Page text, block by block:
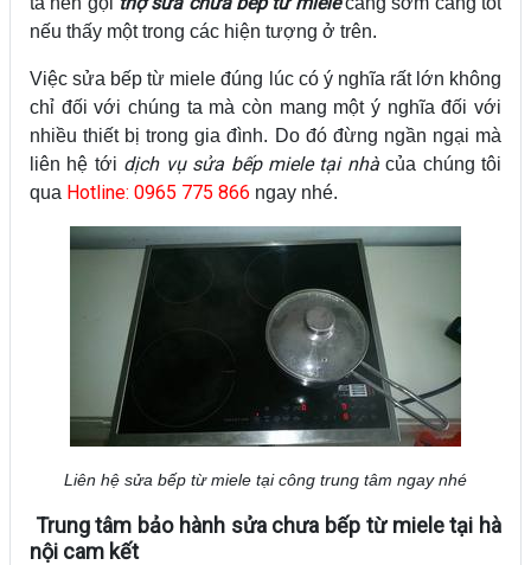
nếu thấy một trong các hiện tượng ở trên.
Việc sửa bếp từ miele đúng lúc có ý nghĩa rất lớn không
chỉ đối với chúng ta mà còn mang một ý nghĩa đối với
nhiều thiết bị trong gia đình. Do đó đừng ngần ngại mà
liên hệ tới dịch vụ sửa bếp miele tại nhàcủa chúng tôi
qua Hotline: 0965 775 866 ngay nhé.
Liên hệ sửa bếp từ miele tại công trung tâm ngay nhé
Trung tâm bảo hành sửa chưa bếp từ miele tại hà
nội cam kết